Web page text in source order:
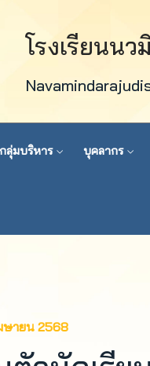
โรงเรียนน
กลุ่มบริหาร บุคลากร
ษายน 2568